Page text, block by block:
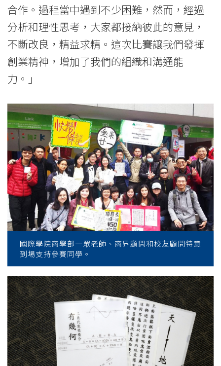
合作。過程當中遇到不少困難，然而，經過
分析和理性思考，大家都接納彼此的意見，
不斷改良，精益求精。這次比賽讓我們發揮
創業精神，增加了我們的組織和溝通能
力。」
國際學院商學部一眾老師、商界顧問和校友顧問特意
到場支持參賽同學。